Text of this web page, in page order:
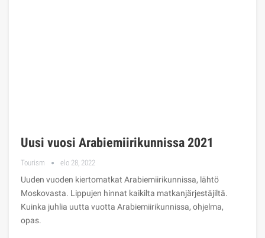
Uusi vuosi Arabiemiirikunnissa 2021
Tourism elo 28, 2022
Uuden vuoden kiertomatkat Arabiemiirikunnissa, lähtö
Moskovasta. Lippujen hinnat kaikilta matkanjärjestäjiltä.
Kuinka juhlia uutta vuotta Arabiemiirikunnissa, ohjelma,
opas.